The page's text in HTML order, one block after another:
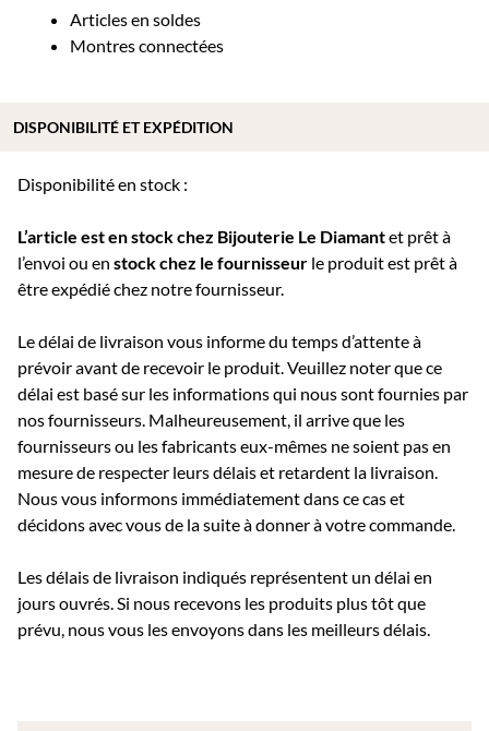
Articles en soldes
Montres connectées
Disponibilité en stock :
L’article est en stock chez Bijouterie Le Diamantet prêt à
l’envoi ou en stock chez le fournisseur le produit est prêt à
être expédié chez notre fournisseur.
Le délai de livraison vous informe du temps d’attente à
prévoir avant de recevoir le produit. Veuillez noter que ce
délai est basé sur les informations qui nous sont fournies par
nos fournisseurs. Malheureusement, il arrive que les
fournisseurs ou les fabricants eux-mêmes ne soient pas en
mesure de respecter leurs délais et retardent la livraison.
Nous vous informons immédiatement dans ce cas et
décidons avec vous de la suite à donner à votre commande.
Les délais de livraison indiqués représentent un délai en
jours ouvrés. Si nous recevons les produits plus tôt que
prévu, nous vous les envoyons dans les meilleurs délais.
DISPONIBILITÉ ET EXPÉDITION